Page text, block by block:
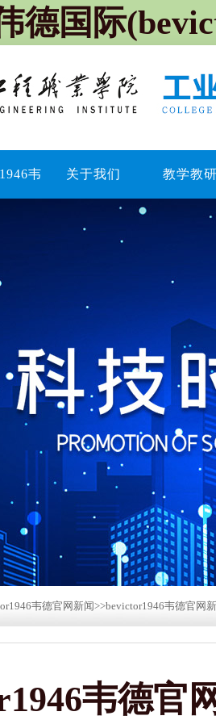
德国际
韦 关于我们 教学教
韦德官网新闻>>bevictor1946韦德官网
韦德官